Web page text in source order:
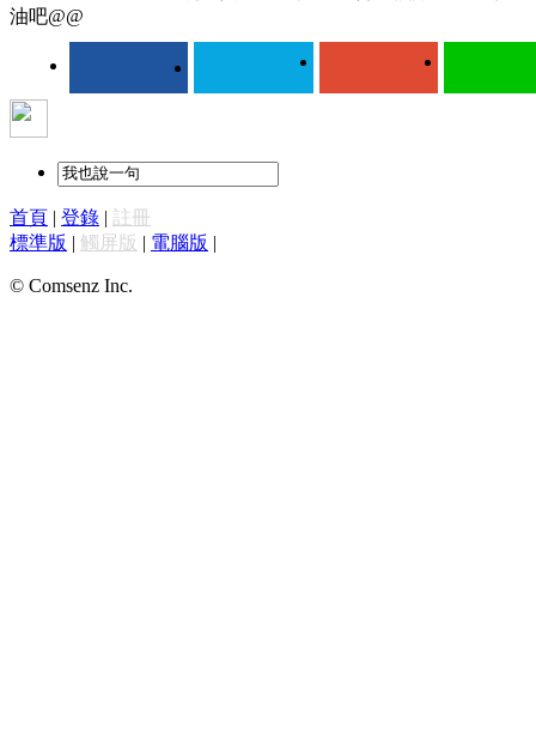
油吧@@
首頁 | 登錄 | 註冊
標準版 | 觸屏版 | 電腦版 |
© Comsenz Inc.